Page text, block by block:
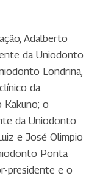
Adalberto
da Uniodonto
Londrina,
da
Kakuno; o
da Uniodonto
e José Olimpio
Ponta
presidente e o